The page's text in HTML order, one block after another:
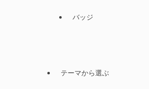
バッジ
テーマから選ぶ